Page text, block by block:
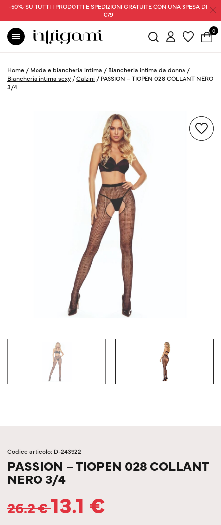
-50% SU TUTTI I PRODOTTI E SPEDIZIONI GRATUITE CON UNA SPESA DI
€79
0
Home / Moda e biancheria intima / Biancheria intima da donna /
Biancheria intima sexy /Calzini / PASSION – TIOPEN 028 COLLANT NERO
3/4
Codice articolo: D-243922
PASSION – TIOPEN 028 COLLANT
NERO 3/4
26.2€13.1 €